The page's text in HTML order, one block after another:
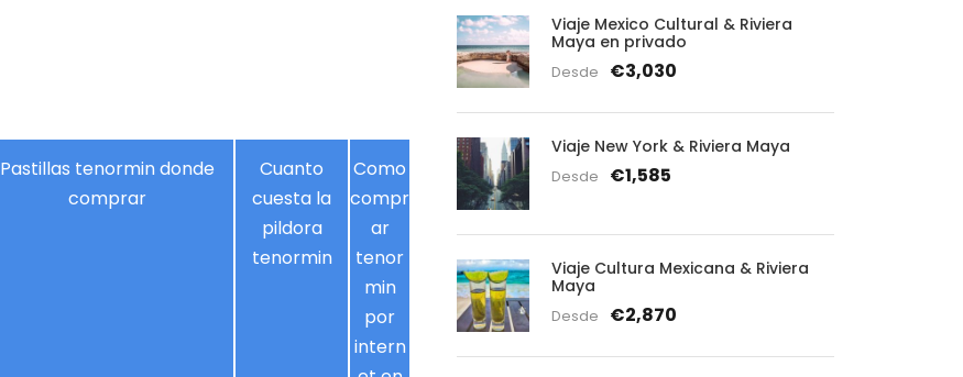
Pastillas tenormin donde
comprar
Cuanto
cuesta la
pildora
tenormin
Como
compr
ar
tenor
min
por
intern
Viaje Mexico Cultural & Riviera
Maya en privado
Desde €3,030
Viaje New York & Riviera Maya
Desde €1,585
Viaje Cultura Mexicana & Riviera
Maya
Desde €2,870